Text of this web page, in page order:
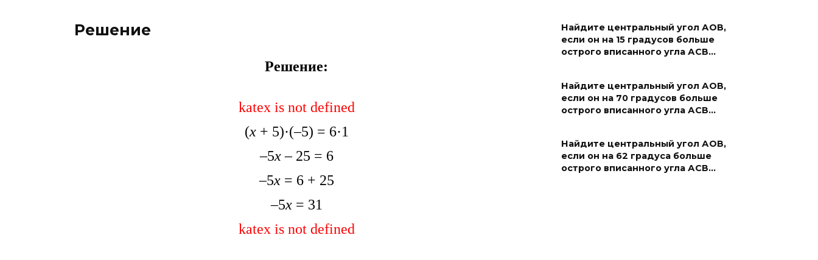
Решение
Решение:
katex is not defined
(x + 5)·(–5) = 6·1
–5x– 25 = 6
–5x= 6 + 25
–5x= 31
katex is not defined
Найдите центральный угол АОВ,
если он на 15 градусов больше
острого вписанного угла АСВ…
Найдите центральный угол АОВ,
если он на 70 градусов больше
острого вписанного угла АСВ…
Найдите центральный угол АОВ,
если он на 62 градуса больше
острого вписанного угла АСВ…